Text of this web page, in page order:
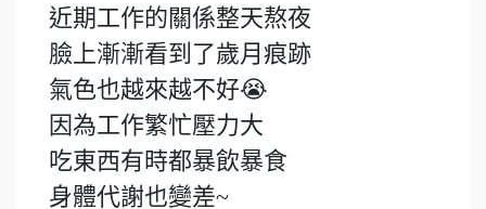
近期工作的關係整天熬夜
臉上漸漸看到了歲月痕跡
氣色也越來越不好😭
因為工作繁忙壓力大
吃東西有時都暴飲暴食
身體代謝也變差~